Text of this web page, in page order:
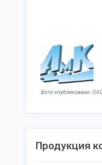
Фото опубликовано:
Продукция